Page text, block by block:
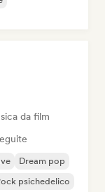
da film
Dream pop
psichedelico